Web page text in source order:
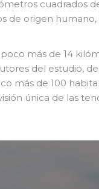
cuadrados
de origen humano,
más de 14
del estudio,
más de 100
única de las